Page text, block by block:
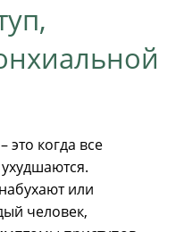
– это когда все
или
человек,